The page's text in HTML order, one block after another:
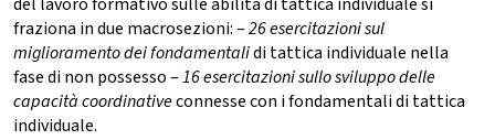
fraziona in due macrosezioni: –26 esercitazioni sul
miglioramento dei fondamentalidi tattica individuale nella
fase di non possesso –16 esercitazioni sullo sviluppo delle
capacità coordinativeconnesse con i fondamentali di tattica
individuale.